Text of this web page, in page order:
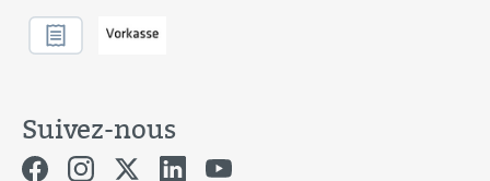
Suivez-nous